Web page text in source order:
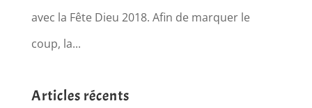
avec la Fête Dieu 2018. Afin de marquer le
coup, la...
Articles récents